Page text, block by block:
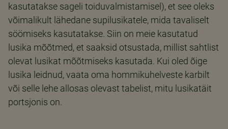
kasutatakse sageli toiduvalmistamisel), et see oleks
võimalikult lähedane supilusikatele, mida tavaliselt
söömiseks kasutatakse. Siin on meie kasutatud
lusika mõõtmed, et saaksid otsustada, millist sahtlist
olevat lusikat mõõtmiseks kasutada. Kui oled õige
lusika leidnud, vaata oma hommikuhelveste karbilt
või selle lehe allosas olevast tabelist, mitu lusikatäit
portsjonis on.